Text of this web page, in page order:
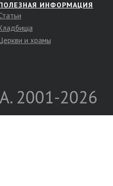
ИНФОРМАЦИЯ
и храмы
2001-2026